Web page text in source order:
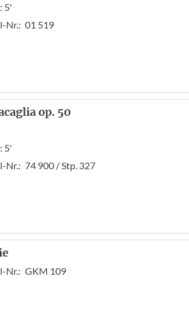
5'
Nr.: 01 519
op. 50
5'
Nr.: 74 900 / Stp. 327
Nr.: GKM 109